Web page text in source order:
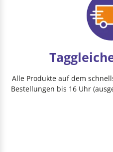
Alle Produkte auf dem
Bestellungen bis 16 Uhr